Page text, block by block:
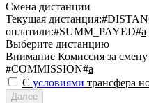
Смена дистанции
Текущая дистанция:
оплатили:#SUMM_PAYED#a
Выберите дистанцию
Внимание Комиссия за
#COMMISSION#a
С условиями трансфера
Далее